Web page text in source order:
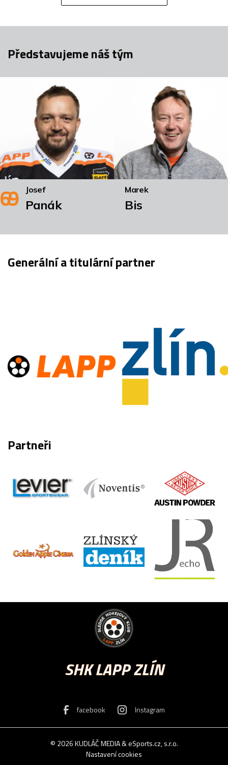
Představujeme náš tým
69 Josef
Panák
Marek
Bis
Generální a titulární partner
Partneři
SHK LAPP ZLÍN
facebook Instagram
© 2026KUDLÁČ MEDIA&eSports.cz, s.r.o.
Nastavení cookies